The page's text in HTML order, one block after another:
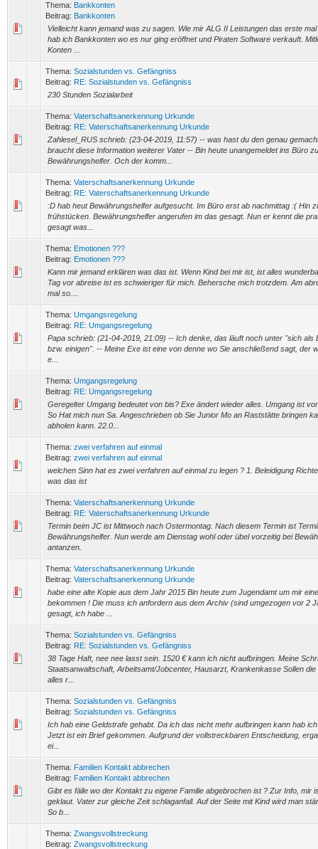
Thema: Bankkonten
Beitrag: Bankkonten
Vielleicht kann jemand was zu sagen. Wie mir ALG II Leistungen das erste
hab ich Bankkonten wo es nur ging eröffnet und Piraten Software verkauft.
Konten ...
Thema: Sozialstunden vs. Gefängniss
Beitrag: RE: Sozialstunden vs. Gefängniss
230 Stunden Sozialarbeit
Thema: Vaterschaftsanerkennung Urkunde
Beitrag: RE: Vaterschaftsanerkennung Urkunde
Zahlesel_RUS schrieb: (23-04-2019, 11:57) -- was hast du den genau
braucht diese Information weiterer Vater -- Bin heute unangemeldet ins Büro
Bewährungshelfer. Och der komm...
Thema: Vaterschaftsanerkennung Urkunde
Beitrag: RE: Vaterschaftsanerkennung Urkunde
:D hab heut Bewährungshelfer aufgesucht. Im Büro erst ab nachmittag :( Hin
frühstücken. Bewährungshelfer angerufen im das gesagt. Nun er kennt die
gesagt was...
Thema: Emotionen ???
Beitrag: Emotionen ???
Kann mir jemand erklären was das ist. Wenn Kind bei mir ist, ist alles
Tag vor abreise ist es schwieriger für mich. Behersche mich trotzdem. Am
mal so....
Thema: Umgangsregelung
Beitrag: RE: Umgangsregelung
Papa schrieb: (21-04-2019, 21:09) -- Ich denke, das läuft noch unter "sich als
bzw. einigen". -- Meine Exe ist eine von denne wo Sie anschließend sagt, der
e...
Thema: Umgangsregelung
Beitrag: RE: Umgangsregelung
Geregelter Umgang bedeutet von bis? Exe ändert wieder alles. Umgang ist
So Hat mich nun Sa. Angeschrieben ob Sie Junior Mo an Raststätte bringen
abholen kann. 22.0...
Thema: zwei verfahren auf einmal
Beitrag: zwei verfahren auf einmal
welchen Sinn hat es zwei verfahren auf einmal zu legen ? 1. Beleidigung
was das ist
Thema: Vaterschaftsanerkennung Urkunde
Beitrag: RE: Vaterschaftsanerkennung Urkunde
Termin beim JC ist Mittwoch nach Ostermontag. Nach diesem Termin ist
Bewährungshelfer. Nun werde am Dienstag wohl oder übel vorzeitig bei
antanzen.
Thema: Vaterschaftsanerkennung Urkunde
Beitrag: Vaterschaftsanerkennung Urkunde
habe eine alte Kopie aus dem Jahr 2015 Bin heute zum Jugendamt um mir
bekommen ! Die muss ich anfordern aus dem Archiv (sind umgezogen vor 2
gesagt, ich habe ...
Thema: Sozialstunden vs. Gefängniss
Beitrag: RE: Sozialstunden vs. Gefängniss
38 Tage Haft, nee nee lasst sein. 1520 € kann ich nicht aufbringen. Meine
Staatsanwaltschaft, Arbeitsamt/Jobcenter, Hausarzt, Krankenkasse Sollen
alles r...
Thema: Sozialstunden vs. Gefängniss
Beitrag: Sozialstunden vs. Gefängniss
Ich hab eine Geldstrafe gehabt. Da ich das nicht mehr aufbringen kann hab
Jetzt ist ein Brief gekommen. Aufgrund der vollstreckbaren Entscheidung,
ei...
Thema: Familien Kontakt abbrechen
Beitrag: Familien Kontakt abbrechen
Gibt es fälle wo der Kontakt zu eigene Familie abgebrochen ist ? Zur Info, mir
geklaut. Vater zur gleiche Zeit schlaganfall. Auf der Seite mit Kind wird man
So b...
Thema: Zwangsvollstreckung
Beitrag: Zwangsvollstreckung